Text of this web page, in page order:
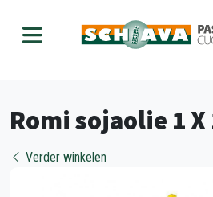
Romi sojaolie 1 X
Verder winkelen